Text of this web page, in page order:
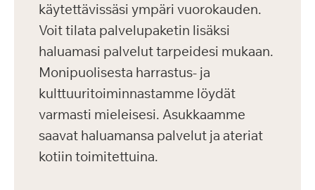
käytettävissäsi ympäri vuorokauden.
Voit tilata palvelupaketin lisäksi
haluamasi palvelut tarpeidesi mukaan.
Monipuolisesta harrastus- ja
kulttuuritoiminnastamme löydät
varmasti mieleisesi. Asukkaamme
saavat haluamansa palvelut ja ateriat
kotiin toimitettuina.